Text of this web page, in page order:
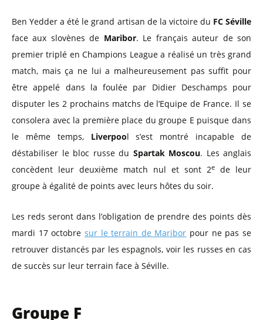
Ben Yedder a été le grand artisan de la victoire du FC Séville
face aux slovènes de Maribor. Le français auteur de son
premier triplé en Champions League a réalisé un très grand
match, mais ça ne lui a malheureusement pas suffit pour
être appelé dans la foulée par Didier Deschamps pour
disputer les 2 prochains matchs de l’Equipe de France. Il se
consolera avec la première place du groupe E puisque dans
le même temps, Liverpool s’est montré incapable de
déstabiliser le bloc russe du Spartak Moscou. Les anglais
concèdent leur deuxième match nul et sont 2e de leur
groupe à égalité de points avec leurs hôtes du soir.
Les reds seront dans l’obligation de prendre des points dès
mardi 17 octobre sur le terrain de Maribor pour ne pas se
retrouver distancés par les espagnols, voir les russes en cas
de succès sur leur terrain face à Séville.
Groupe F